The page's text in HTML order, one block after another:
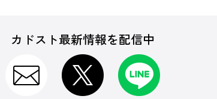
カドスト最新情報を配信中